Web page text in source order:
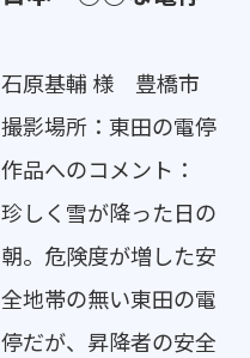
石原基輔 様 豊橋市
撮影場所：東田の電停
作品へのコメント：
珍しく雪が降った日の
朝。危険度が増した安
全地帯の無い東田の電
停だが、昇降者の安全